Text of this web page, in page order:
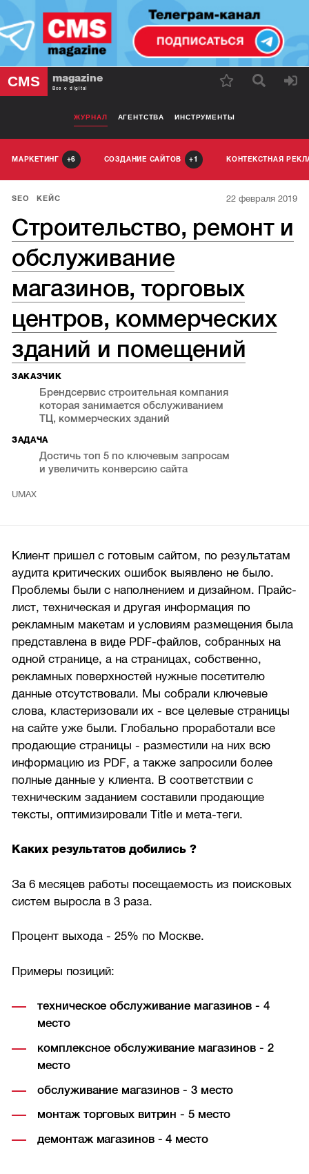
CMS magazine
Все о digital
ЖУРНАЛ АГЕНТСТВА ИНСТРУМЕНТЫ
МАРКЕТИНГ 6 СОЗДАНИЕ САЙТОВ 1 КОНТЕКСТНАЯ
SEO КЕЙС 22 февраля 2019
Строительство, ремонт и
обслуживание
магазинов, торговых
центров, коммерческих
зданий и помещений
ЗАКАЗЧИК
Брендсервис строительная компания
которая занимается обслуживанием
ТЦ, коммерческих зданий
ЗАДАЧА
Достичь топ 5 по ключевым запросам
и увеличить конверсию сайта
UMAX
Клиент пришел с готовым сайтом, по результатам
аудита критических ошибок выявлено не было.
Проблемы были с наполнением и дизайном. Прайс-
лист, техническая и другая информация по
рекламным макетам и условиям размещения была
представлена в виде PDF-файлов, собранных на
одной странице, а на страницах, собственно,
рекламных поверхностей нужные посетителю
данные отсутствовали. Мы собрали ключевые
слова, кластеризовали их - все целевые страницы
на сайте уже были. Глобально проработали все
продающие страницы - разместили на них всю
информацию из PDF, а также запросили более
полные данные у клиента. В соответствии с
техническим заданием составили продающие
тексты, оптимизировали Title и мета-теги.
Каких результатов добились ?
За 6 месяцев работы посещаемость из поисковых
систем выросла в 3 раза.
Процент выхода - 25% по Москве.
Примеры позиций:
техническое обслуживание магазинов - 4
место
комплексное обслуживание магазинов - 2
место
обслуживание магазинов - 3 место
монтаж торговых витрин - 5 место
демонтаж магазинов - 4 место